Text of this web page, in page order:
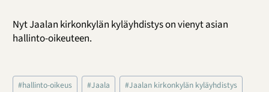
Nyt Jaalan kirkonkylän kyläyhdistys on vienyt asian
hallinto-oikeuteen.
Avainsanat:
#hallinto-oikeus #Jaala #Jaalan kirkonkylän kyläyhdistys